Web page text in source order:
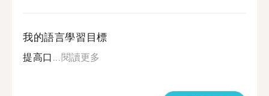
我的語言學習目標
提高口...閱讀更多